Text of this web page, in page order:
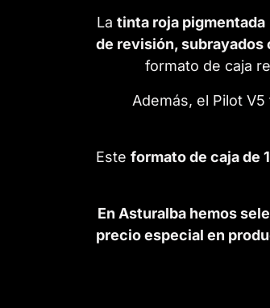
La tinta roja pigmentada
de revisión, subrayados
formato de caja
Además, el Pilot
Este formato de caja de
En Asturalba hemos
precio especial en